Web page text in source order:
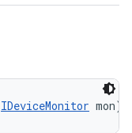
IDeviceMonitor mon)